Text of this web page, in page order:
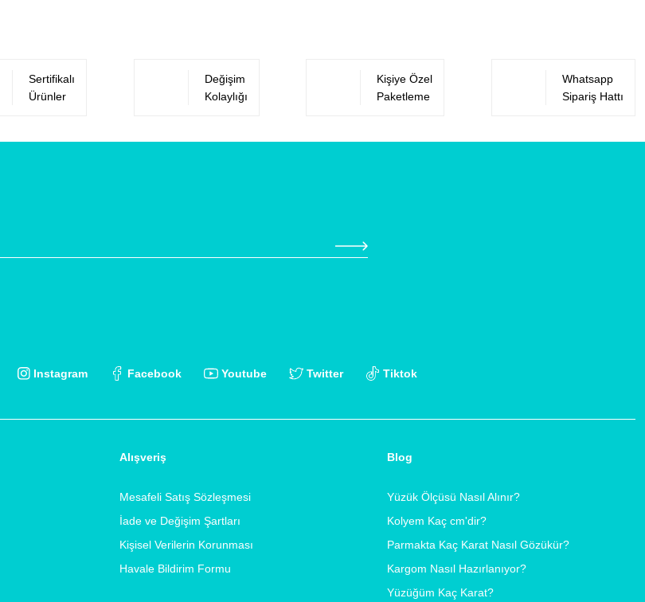
Sertifikalı
Ürünler
Değişim
Kolaylığı
Kişiye Özel
Paketleme
Whatsapp
Sipariş Hattı
Instagram Facebook Youtube Twitter Tiktok
Alışveriş
Mesafeli Satış Sözleşmesi
İade ve Değişim Şartları
Kişisel Verilerin Korunması
Havale Bildirim Formu
Blog
Yüzük Ölçüsü Nasıl Alınır?
Kolyem Kaç cm'dir?
Parmakta Kaç Karat Nasıl Gözükür?
Kargom Nasıl Hazırlanıyor?
Yüzüğüm Kaç Karat?